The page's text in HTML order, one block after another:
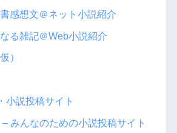
感想文＠ネット小説紹介
る雑記＠Web小説紹介
）
小説投稿サイト
みんなのための小説投稿サイト